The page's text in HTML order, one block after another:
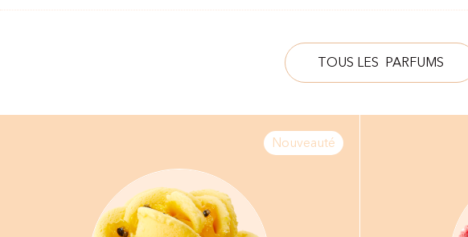
TOUS LES PARFUMS
Nouveauté